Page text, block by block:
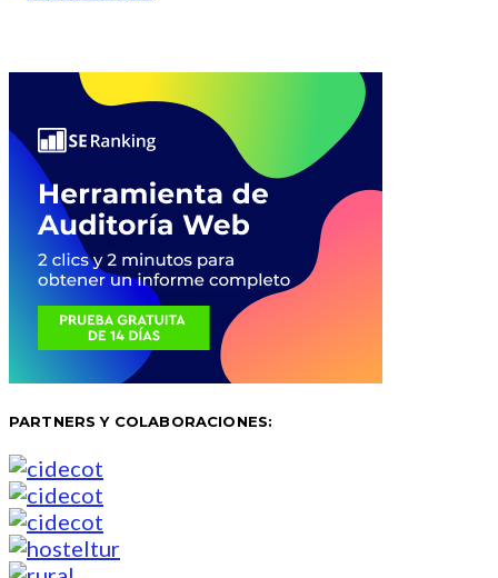
PARTNERS Y COLABORACIONES: